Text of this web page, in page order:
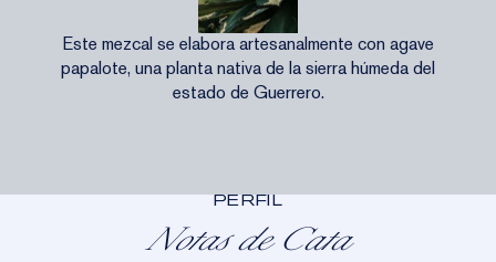
Este mezcal se elabora artesanalmente con agave
papalote, una planta nativa de la sierra húmeda del
estado de Guerrero.
PERFIL
Notas de Cata